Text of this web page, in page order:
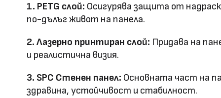
Дебелина: 5
технология
Лазерно принтиране
Оценка за
ефективност
1. PETG слой: Осигурява защита от
по-дълъг живот на панела.
2. Лазерно принтиран слой: Придава на
и реалистична визия.
3. SPC Стенен панел: Основната част на
здравина, устойчивост и стабилност.